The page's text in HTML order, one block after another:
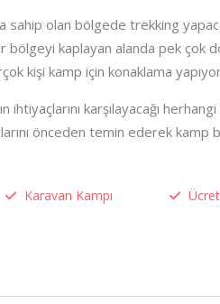
sahip olan bölgede trekking
kaplayan alanda pek çok
kişi kamp için konaklama
ihtiyaçlarını karşılayacağı
önceden temin ederek kamp
Karavan Kampı